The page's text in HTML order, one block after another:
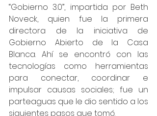
“Gobierno 3.0”, impartida por Beth
Noveck, quien fue la primera
directora de la iniciativa de
Gobierno Abierto de la Casa
Blanca. Ahí se encontró con las
tecnologías como herramientas
para conectar, coordinar e
impulsar causas sociales; fue un
parteaguas que le dio sentido a los
siguientes pasos que tomó.